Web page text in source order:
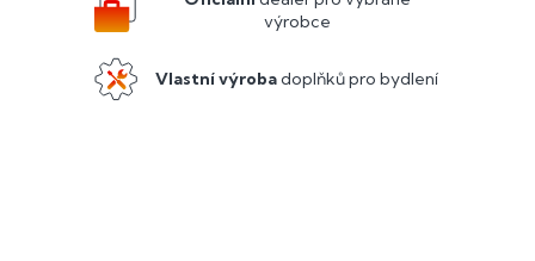
výrobce
Vlastní výrobadoplňků pro bydlení